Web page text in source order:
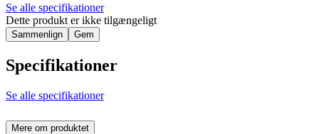
Se alle specifikationer
Dette produkt er ikke tilgængeligt
Sammenlign Gem
Specifikationer
Se alle specifikationer
Mere om produktet